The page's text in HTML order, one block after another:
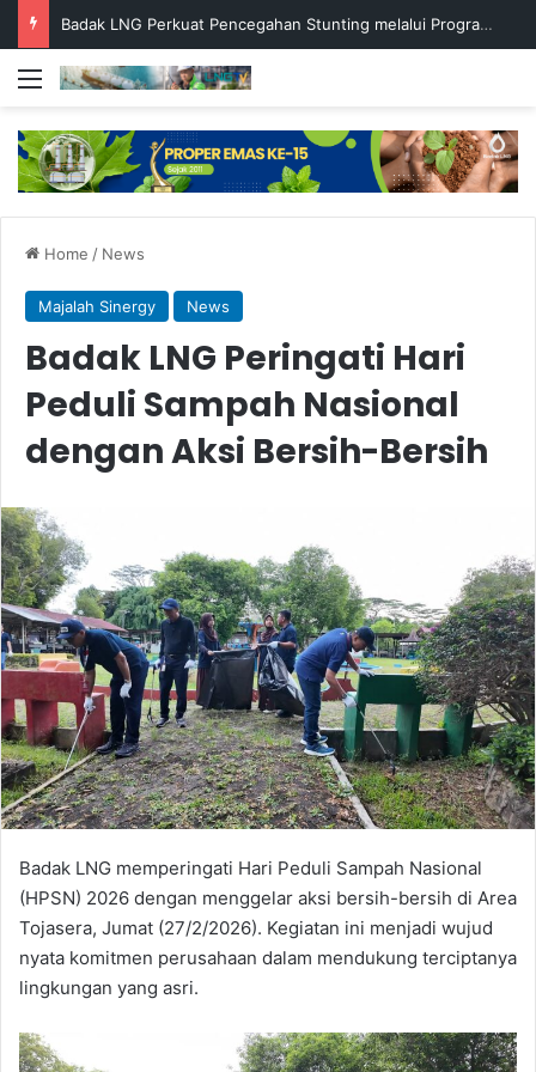
Badak LNG Perkuat Pencegahan Stunting melalui Program Akar Ranting
Menu
Home / News
Majalah Sinergy News
Badak LNG Peringati Hari
Peduli Sampah Nasional
dengan Aksi Bersih-Bersih
Badak LNG memperingati Hari Peduli Sampah Nasional
(HPSN) 2026 dengan menggelar aksi bersih-bersih di Area
Tojasera, Jumat (27/2/2026). Kegiatan ini menjadi wujud
nyata komitmen perusahaan dalam mendukung terciptanya
lingkungan yang asri.